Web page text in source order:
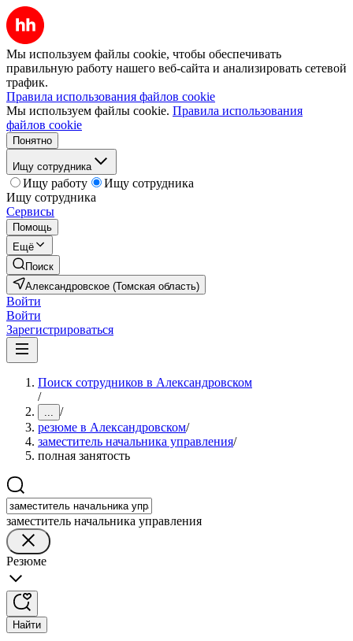
Мы используем файлы cookie, чтобы обеспечивать
правильную работу нашего веб-сайта и анализировать сетевой
трафик.
Правила использования файлов cookie
Мы используем файлы cookie. Правила использования
файлов cookie
Понятно
Ищу сотрудника
Ищу работу
Ищу сотрудника
Ищу сотрудника
Сервисы
Помощь
Ещё
Поиск
Александровское (Томская область)
Войти
Войти
Зарегистрироваться
Поиск сотрудников в Александровском
/
... /
резюме в Александровском/
заместитель начальника управления/
полная занятость
заместитель начальника управления
Резюме
Найти